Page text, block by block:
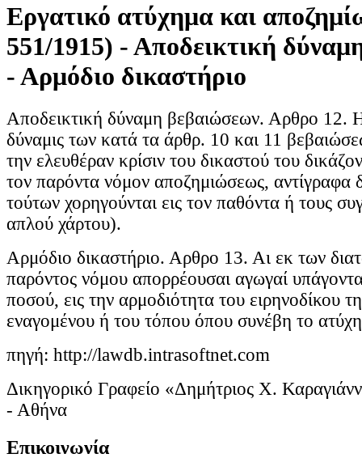
Εργατικό ατύχημα και
551/1915) - Αποδεικτική
- Αρμόδιο δικαστήριο
Αποδεικτική δύναμη βεβαιώσεων. Αρθρο 12.
δύναμις των κατά τα άρθρ. 10 και 11
την ελευθέραν κρίσιν του δικαστού του
τον παρόντα νόμον αποζημιώσεως, αντίγραφα
τούτων χορηγούνται εις τον παθόντα ή τους
απλού χάρτου).
Αρμόδιο δικαστήριο. Αρθρο 13. Αι εκ των
παρόντος νόμου απορρέουσαι αγωγαί
ποσού, εις την αρμοδιότητα του ειρηνοδίκου
εναγομένου ή του τόπου όπου συνέβη το
πηγή: http://lawdb.intrasoftnet.com
Δικηγορικό Γραφείο «Δημήτριος Χ.
- Αθήνα
Επικοινωνία